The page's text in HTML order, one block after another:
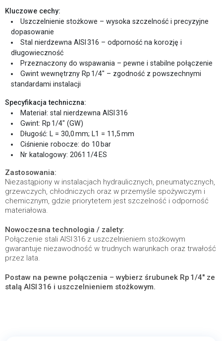
Kluczowe cechy:
Uszczelnienie stożkowe – wysoka szczelność i precyzyjne
dopasowanie
Stal nierdzewna AISI 316 – odporność na korozję i
długowieczność
Przeznaczony do wspawania – pewne i stabilne połączenie
Gwint wewnętrzny Rp 1/4″ – zgodność z powszechnymi
standardami instalacji
Specyfikacja techniczna:
Materiał: stal nierdzewna AISI 316
Gwint: Rp 1/4″ (GW)
Długość: L = 30,0 mm; L1 = 11,5 mm
Ciśnienie robocze: do 10 bar
Nr katalogowy: 2061 1/4 ES
Zastosowania:
Niezastąpiony w instalacjach hydraulicznych, pneumatycznych,
grzewczych, chłodniczych oraz w przemyśle spożywczym i
chemicznym, gdzie priorytetem jest szczelność i odporność
materiałowa.
Nowoczesna technologia / zalety:
Połączenie stali AISI 316 z uszczelnieniem stożkowym
gwarantuje niezawodność w trudnych warunkach oraz trwałość
przez lata.
Postaw na pewne połączenia – wybierz śrubunek Rp 1/4″ ze
stalą AISI 316 i uszczelnieniem stożkowym.